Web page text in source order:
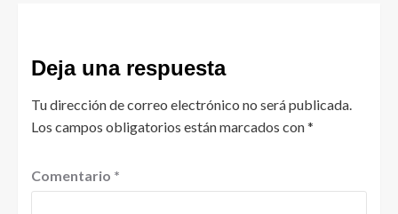
Deja una respuesta
Tu dirección de correo electrónico no será publicada.
Los campos obligatorios están marcados con*
Comentario *